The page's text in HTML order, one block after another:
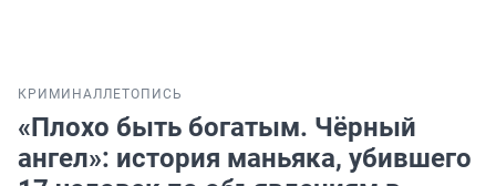
КРИМИНАЛЛЕТОПИСЬ
«Плохо быть богатым. Чёрный
ангел»: история маньяка, убившего